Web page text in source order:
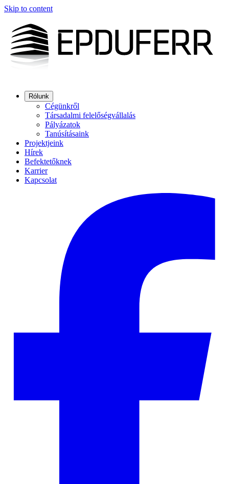
Skip to content
Rólunk
Cégünkről
Társadalmi felelőségvállalás
Pályázatok
Tanúsításaink
Projektjeink
Hírek
Befektetőknek
Karrier
Kapcsolat